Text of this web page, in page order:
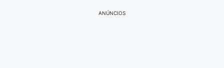
ANÚNCIOS